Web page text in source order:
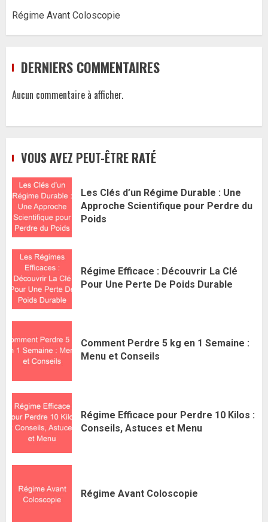
Régime Avant Coloscopie
DERNIERS COMMENTAIRES
Aucun commentaire à afficher.
VOUS AVEZ PEUT-ÊTRE RATÉ
Les Clés d’un Régime Durable : Une
Approche Scientifique pour Perdre du
Poids
Régime Efficace : Découvrir La Clé
Pour Une Perte De Poids Durable
Comment Perdre 5 kg en 1 Semaine :
Menu et Conseils
Régime Efficace pour Perdre 10 Kilos :
Conseils, Astuces et Menu
Régime Avant Coloscopie